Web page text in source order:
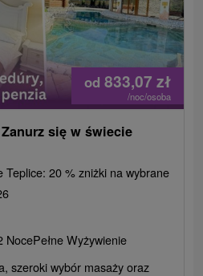
od 833,07 zł
/noc/osoba
się w świecie
Teplice: 20 % zniżki na wybrane
NocePełne Wyżywienie
szeroki wybór masaży oraz